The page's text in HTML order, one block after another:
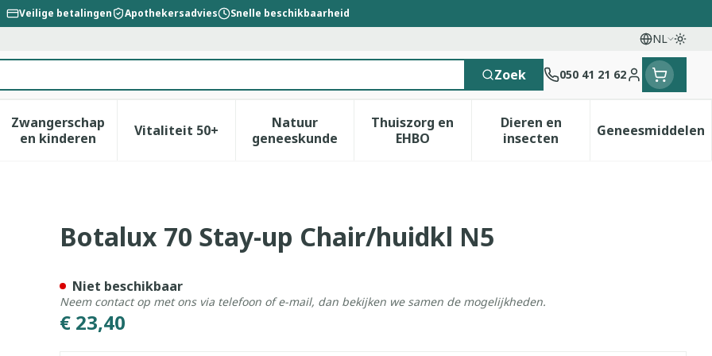
Veilige betalingen Apothekersadvies Snelle beschikbaarheid
NL
Talen
Zoek
050 41 21 62
Klant menu
verzorging en hygiëne categorie
voor Dieet, voeding en vitamines categorie
Zwangerschap
en kinderenToon submenu voor Zwangerschap en kinderen categorie
Vitaliteit 50+Toon submenu voor Vitaliteit 50+ categorie
Natuur
geneeskundeToon submenu voor Natuur geneeskunde categorie
Thuiszorg en
EHBOToon submenu voor Thuiszorg en EHBO
Dieren en
insectenToon submenu voor Dieren
Geneesmiddelen
Toon
N5
Botalux 70 Stay-up Chair/huidkl N5
€ 23,40
Niet beschikbaar
Neem contact op met ons via telefoon of e-mail, dan bekijken we samen de mogelijkheden.